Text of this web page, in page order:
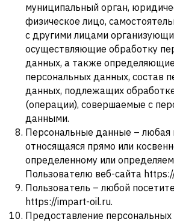
муниципальный орган,
физическое лицо,
с другими лицами
осуществляющие обработку
данных, а также
персональных данных, состав
данных, подлежащих
(операции), совершаемые с
данными.
Персональные данные – любая
относящаяся прямо или
определенному или
Пользователю веб-сайта
Пользователь – любой
https://impart-oil.ru.
Предоставление